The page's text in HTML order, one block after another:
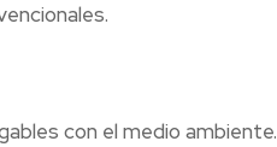
con el medio ambiente.